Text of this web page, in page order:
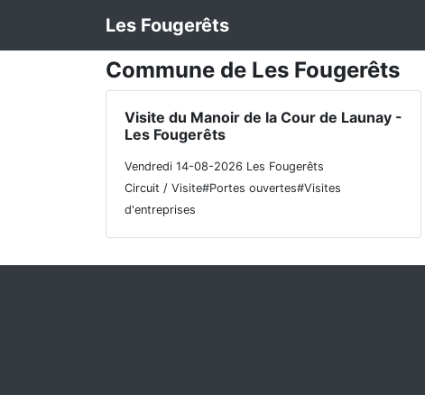
Les Fougerêts
Commune de Les Fougerêts
Visite du Manoir de la Cour de Launay -
Les Fougerêts
Vendredi 14-08-2026 Les Fougerêts
Circuit / Visite#Portes ouvertes#Visites
d'entreprises